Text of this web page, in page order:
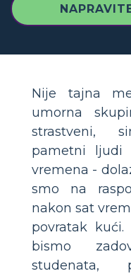
Nije tajna
umorna
strastveni,
pametni ljudi
vremena -
smo na
nakon sat
povratak
bismo
studenata,